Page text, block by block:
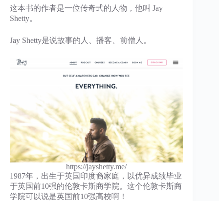
这本书的作者是一位传奇式的人物，他叫 Jay
Shetty。
Jay Shetty是说故事的人、播客、前僧人。
https://jayshetty.me/
1987年，出生于英国印度裔家庭，以优异成绩毕业
于英国前10强的伦敦卡斯商学院。这个伦敦卡斯商
学院可以说是英国前10强高校啊！